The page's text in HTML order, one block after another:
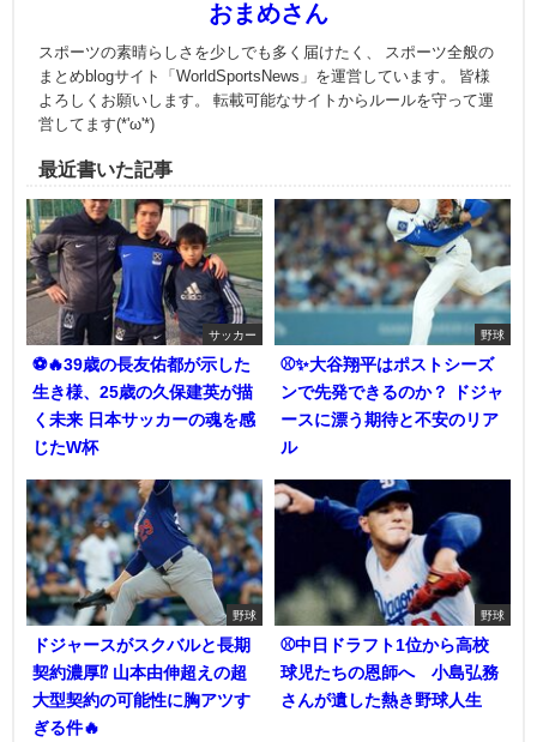
おまめさん
スポーツの素晴らしさを少しでも多く届けたく、 スポーツ全般の
まとめblogサイト「WorldSportsNews」を運営しています。 皆様
よろしくお願いします。 転載可能なサイトからルールを守って運
営してます(*'ω'*)
最近書いた記事
サッカー
⚽🔥39歳の長友佑都が示した
生き様、25歳の久保建英が描
く未来 日本サッカーの魂を感
じたW杯
野球
⚾✨大谷翔平はポストシーズ
ンで先発できるのか？ ドジャ
ースに漂う期待と不安のリア
ル
野球
ドジャースがスクバルと長期
契約濃厚⁉︎ 山本由伸超えの超
大型契約の可能性に胸アツす
ぎる件🔥
野球
⚾中日ドラフト1位から高校
球児たちの恩師へ 小島弘務
さんが遺した熱き野球人生